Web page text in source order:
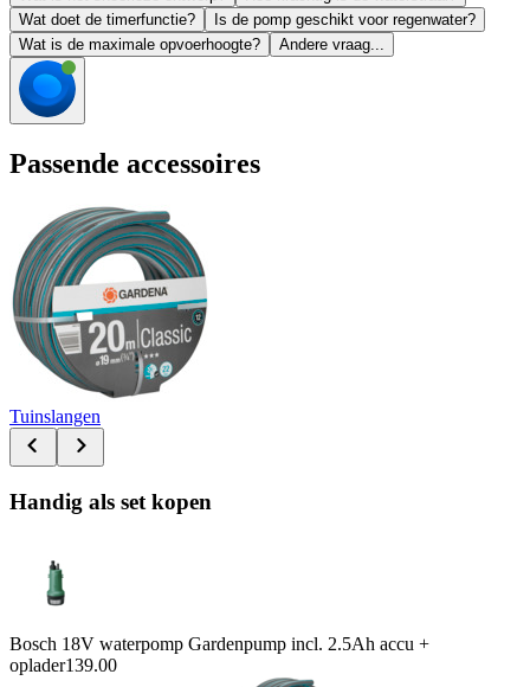
Wat doet de timerfunctie?
Is de pomp geschikt voor regenwater?
Wat is de maximale opvoerhoogte?
Andere vraag...
Passende accessoires
Tuinslangen
Handig als set kopen
Bosch 18V waterpomp Gardenpump incl. 2.5Ah accu +
oplader139.00